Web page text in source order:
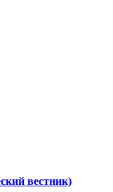
вестник)